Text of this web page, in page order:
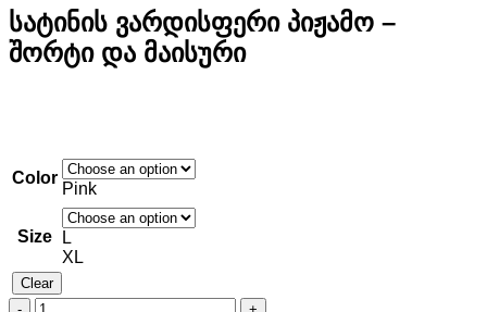
სატინის ვარდისფერი პიჟამო –
შორტი და მაისური
Color
Pink
Size
L
XL
Clear
სატინის